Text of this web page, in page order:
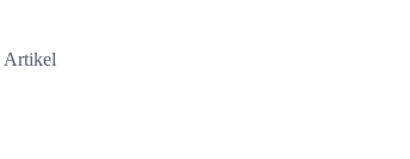
Artikel